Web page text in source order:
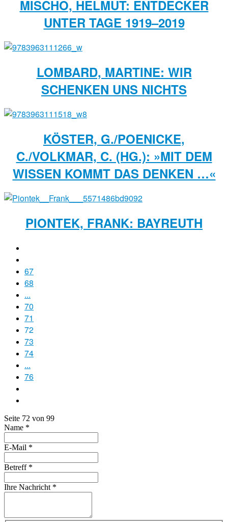
MISCHO, HELMUT: ENTDECKER
UNTER TAGE 1919–2019
LOMBARD, MARTINE: WIR
SCHENKEN UNS NICHTS
KÖSTER, G./POENICKE,
C./VOLKMAR, C. (HG.): »MIT DEM
WISSEN KOMMT DAS DENKEN …«
PIONTEK, FRANK: BAYREUTH
67
68
...
70
71
72
73
74
...
76
Seite 72 von 99
Name *
E-Mail *
Betreff *
Ihre Nachricht *